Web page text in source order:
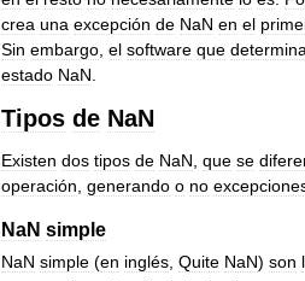
crea una excepción de NaN en el
Sin embargo el software que determina
estado NaN
Tipos de NaN
Existen dos tipos de NaN que se
operación generando o no
NaN simple
NaN simple (en inglés Quite NaN) son